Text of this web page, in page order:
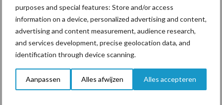
purposes and special features: Store and/or access
information on a device, personalized advertising and content,
advertising and content measurement, audience research,
and services development, precise geolocation data, and
identification through device scanning.
Aanpassen Alles afwijzen Alles accepteren
Diergezondheid Bemesting Fokkerij